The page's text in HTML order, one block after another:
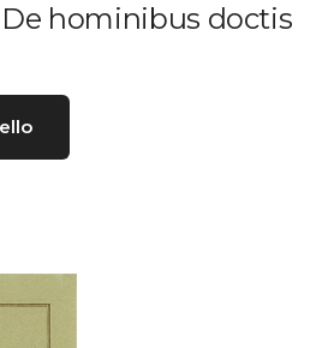
hominibus doctis